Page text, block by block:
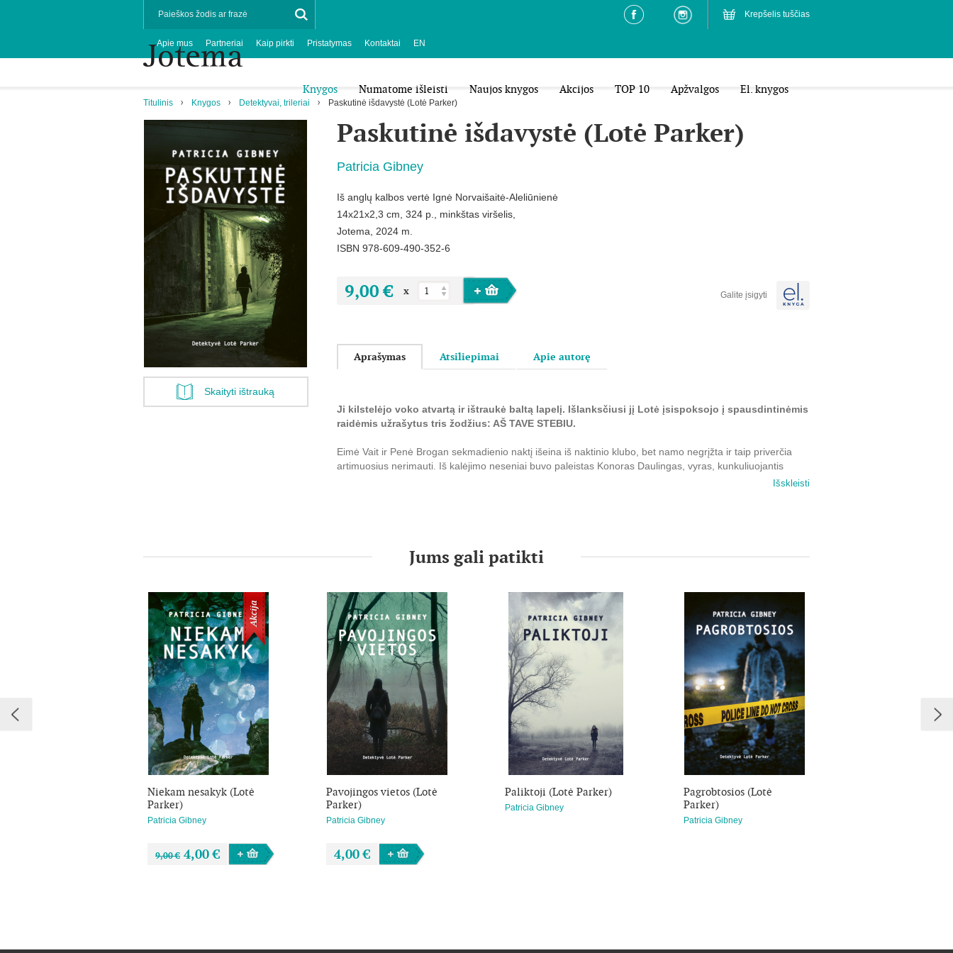
Krepšelis tuščias
Apie mus Partneriai Kaip pirkti Pristatymas Kontaktai EN
Knygos Numatome išleisti Naujos knygos Akcijos TOP 10 Apžvalgos El. knygos
Titulinis Knygos Detektyvai, trileriai Paskutinė išdavystė (Lotė Parker)
Skaityti ištrauką
Paskutinė išdavystė (Lotė Parker)
Patricia Gibney
Iš anglų kalbos vertė Ignė Norvaišaitė-Aleliūnienė
14x21x2,3 cm, 324 p., minkštas viršelis,
Jotema, 2024 m.
ISBN 978-609-490-352-6
9,00 € x Galite įsigyti
Aprašymas Atsiliepimai Apie autorę
Ji kilstelėjo voko atvartą ir ištraukė baltą lapelį. Išlanksčiusi jį Lotė įsispoksojo į spausdintinėmis
raidėmis užrašytus tris žodžius: AŠ TAVE STEBIU.
Eimė Vait ir Penė Brogan sekmadienio naktį išeina iš naktinio klubo, bet namo negrįžta ir taip priverčia
artimuosius nerimauti. Iš kalėjimo neseniai buvo paleistas Konoras Daulingas, vyras, kunkuliuojantis
Kol ji aiškinasi, ką paskutinėmis gyvenimo dienomis veikė Penė ir Eimė, prabangiame daugiabučių
komplekse randamos dar dvi nužudytos merginos. Įsitraukusi į iki šiol sudėtingiausią tyrimą, Lotė
Netrukus miestelio centre dingsta Lotės dukterys Keitė ir Kloja. Kaustoma siaubo, kad mergaites pagrobė
žudikas, Lotė supranta patekusi į itin pavojingą situaciją.
Jei jums patinka Angelos Marsons, Roberto Dugonio ir Rachelės Abbott knygos, jus tikrai įtrauks
šis kaustantis Patricios Gibney trileris. „Paskutinė išdavystė“ vers spėlioti iki paskutinio
puslapio.
Išskleisti
Jums gali patikti
Akcija
Niekam nesakyk (Lotė
Parker)
Patricia Gibney
9,00 € 4,00 €
Pavojingos vietos (Lotė
Parker)
Patricia Gibney
4,00 €
Paliktoji (Lotė Parker)
Patricia Gibney
Pagrobtosios (Lotė
Parker)
Patricia Gibney